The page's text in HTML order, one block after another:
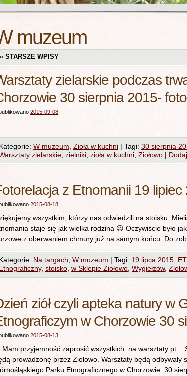
muzeum
« STARSZE WPISY
zielarskie podczas
30 sierpnia 2015-
2015-09-08
Kategorie: W muzeum Zioła w kuchni | Tagi: 30 sierpnia
zielarskie zielniki zioła w kuchni Ziołowo |
z Etnomanii 19 lipiec
2015-08-18
wszystkim, którzy nas odwiedzili na stoisku.
staje się jak wielka rodzina 😉 Oczywiście było
z oberwaniem chmury już na samym
Kategorie: Na targach W muzeum | Tagi: 19 lipca 2015
Etnograficzny, stoisko w Sklepie Ziołowo Wygiełzów,
ziół czyli apteka natury w
w Chorzowie 30
2015-08-13
przyjemność zaprosić wszystkich na warsztaty pt.
prowadzonę przez Ziołowo. Warsztaty będą
Parku Etnograficznego w Chorzowie 30